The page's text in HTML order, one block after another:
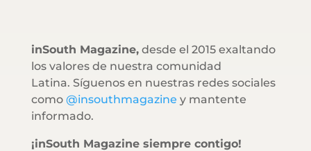
inSouth Magazine,desde el 2015 exaltando
los valores de nuestra comunidad
Latina. Síguenos en nuestras redes sociales
como @insouthmagazine y mantente
informado.
¡inSouth Magazine siempre contigo!